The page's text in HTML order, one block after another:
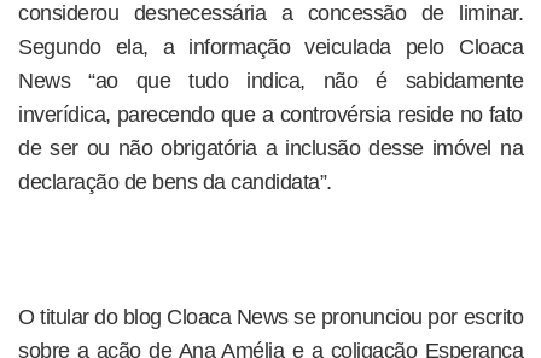
considerou desnecessária a concessão de liminar.
Segundo ela, a informação veiculada pelo Cloaca
News “ao que tudo indica, não é sabidamente
inverídica, parecendo que a controvérsia reside no fato
de ser ou não obrigatória a inclusão desse imóvel na
declaração de bens da candidata”.
O titular do blog Cloaca News se pronunciou por escrito
sobre a ação de Ana Amélia e a coligação Esperança